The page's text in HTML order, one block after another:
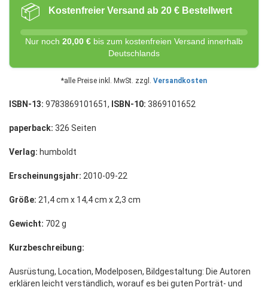
📦 Kostenfreier Versand ab 20 € Bestellwert
Nur noch 20,00 € bis zum kostenfreien Versand innerhalb
Deutschlands
*alle Preise inkl. MwSt. zzgl. Versandkosten
ISBN-13: 9783869101651, ISBN-10: 3869101652
paperback: 326 Seiten
Verlag: humboldt
Erscheinungsjahr: 2010-09-22
Größe: 21,4 cm x 14,4 cm x 2,3 cm
Gewicht: 702 g
Kurzbeschreibung:
Ausrüstung, Location, Modelposen, Bildgestaltung: Die Autoren
erklären leicht verständlich, worauf es bei guten Porträt- und